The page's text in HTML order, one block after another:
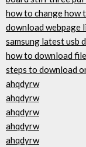
how to change how
download webpage
samsung latest usb
how to download
steps to download
ahqdyrw
ahqdyrw
ahqdyrw
ahqdyrw
ahqdyrw